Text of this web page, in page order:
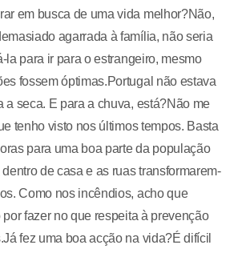
em busca de uma vida melhor?Não,
agarrada à família, não seria
la para ir para o estrangeiro, mesmo
fossem óptimas.Portugal não estava
a seca. E para a chuva, está?Não me
tenho visto nos últimos tempos. Basta
para uma boa parte da população
de casa e as ruas transformarem-
Como nos incêndios, acho que
fazer no que respeita à prevenção
fez uma boa acção na vida?É difícil